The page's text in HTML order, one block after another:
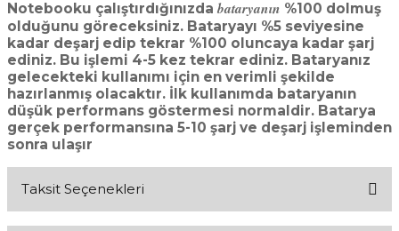
Notebooku çalıştırdığınızda bataryanın %100 dolmuş
olduğunu göreceksiniz. Bataryayı %5 seviyesine
kadar deşarj edip tekrar %100 oluncaya kadar şarj
ediniz. Bu işlemi 4-5 kez tekrar ediniz. Bataryanız
gelecekteki kullanımı için en verimli şekilde
hazırlanmış olacaktır. İlk kullanımda bataryanın
düşük performans göstermesi normaldir. Batarya
gerçek performansına 5-10 şarj ve deşarj işleminden
sonra ulaşır
Taksit Seçenekleri